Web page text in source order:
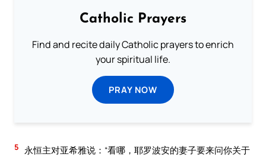
Catholic Prayers
Find and recite daily Catholic prayers to enrich
your spiritual life.
PRAY NOW
5
永恒主对亚希雅说：“看哪，耶罗波安的妻子要来问你关于